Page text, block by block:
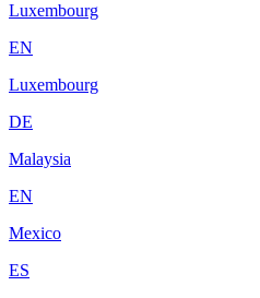
Luxembourg
EN
Luxembourg
DE
Malaysia
EN
Mexico
ES